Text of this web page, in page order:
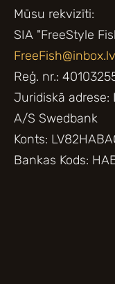
Mūsu rekvizīti:
SIA "FreeStyle
FreeFish@inbox.lv
Reģ. nr.:
Juridiskā adrese:
A/S Swedbank
Konts:
Bankas Kods: